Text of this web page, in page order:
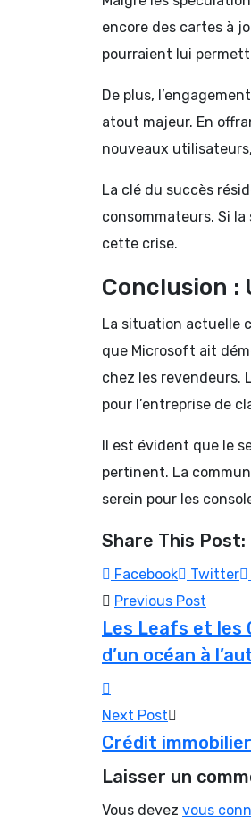
encore des cartes à
pourraient lui
De plus,
atout majeur. En
nouveaux
La clé du succès
consommateurs. Si
cette crise.
Conclusion :
La situation actuelle
que Microsoft ait
chez les revendeurs.
pour l’entreprise de
Il est évident que le
pertinent. La
serein pour les
Share This Post:
Facebook Twitter
Previous Post
Les Leafs et les
d’un océan à
Next Post
Crédit
Laisser un
Vous devez vous